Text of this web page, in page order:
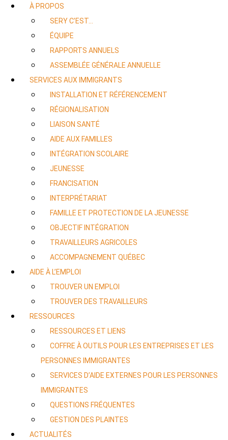
À PROPOS
SERY C’EST…
ÉQUIPE
RAPPORTS ANNUELS
ASSEMBLÉE GÉNÉRALE ANNUELLE
SERVICES AUX IMMIGRANTS
INSTALLATION ET RÉFÉRENCEMENT
RÉGIONALISATION
LIAISON SANTÉ
AIDE AUX FAMILLES
INTÉGRATION SCOLAIRE
JEUNESSE
FRANCISATION
INTERPRÉTARIAT
FAMILLE ET PROTECTION DE LA JEUNESSE
OBJECTIF INTÉGRATION
TRAVAILLEURS AGRICOLES
ACCOMPAGNEMENT QUÉBEC
AIDE À L’EMPLOI
TROUVER UN EMPLOI
TROUVER DES TRAVAILLEURS
RESSOURCES
RESSOURCES ET LIENS
COFFRE À OUTILS POUR LES ENTREPRISES ET LES
PERSONNES IMMIGRANTES
SERVICES D’AIDE EXTERNES POUR LES PERSONNES
IMMIGRANTES
QUESTIONS FRÉQUENTES
GESTION DES PLAINTES
ACTUALITÉS